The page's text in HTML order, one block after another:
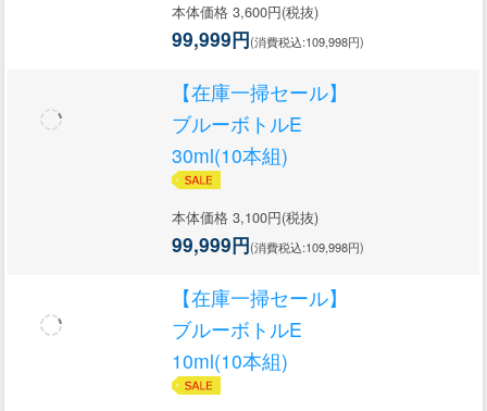
本体価格 3,600円(税抜)
99,999円(消費税込:109,998円)
【在庫一掃セール】
ブルーボトルE
30ml(10本組)
本体価格 3,100円(税抜)
99,999円(消費税込:109,998円)
【在庫一掃セール】
ブルーボトルE
10ml(10本組)